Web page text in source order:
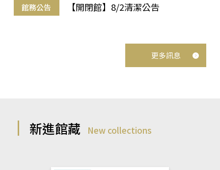
館務公告 【開閉館】8/2清潔公告
更多訊息
新進館藏 New collections